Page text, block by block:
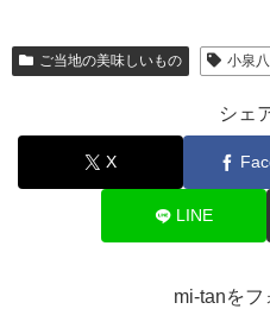
ご当地の美味しいもの 小泉
シェ
X
LINE
mi-tanをフ